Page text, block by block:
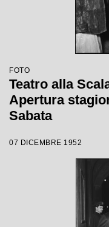
FOTO
Teatro alla
Apertura
Sabata
07 DICEMBRE 1952